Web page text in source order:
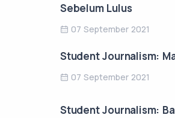
Sebelum Lulus
07 September 2021
Student Journalism:
07 September 2021
Student Journalism: